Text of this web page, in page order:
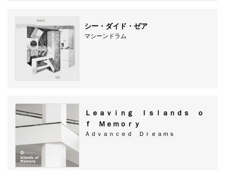
シー・ダイド・ゼア
マシーンドラム
Ｌｅａｖｉｎｇ Ｉｓｌａｎｄｓ ｏ
ｆ Ｍｅｍｏｒｙ
Ａｄｖａｎｃｅｄ Ｄｒｅａｍｓ